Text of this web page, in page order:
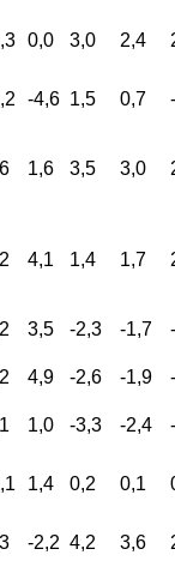
0,0 3,0 2,4
-4,6 1,5 0,7
1,6 3,5 3,0
4,1 1,4 1,7
3,5 -2,3 -1,7
4,9 -2,6 -1,9
1,0 -3,3 -2,4
1,4 0,2 0,1
-2,2 4,2 3,6